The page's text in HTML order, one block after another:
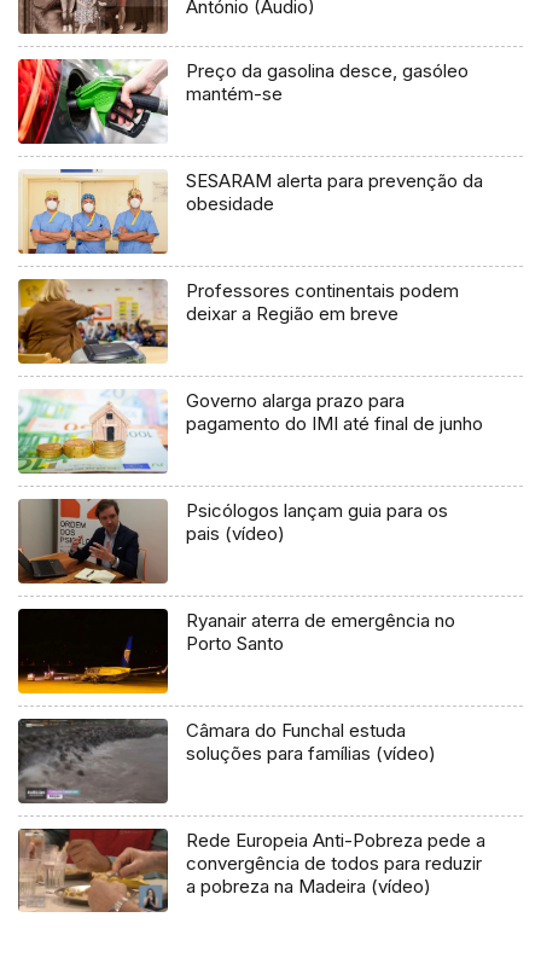
António (Áudio)
Preço da gasolina desce, gasóleo
mantém-se
SESARAM alerta para prevenção da
obesidade
Professores continentais podem
deixar a Região em breve
Governo alarga prazo para
pagamento do IMI até final de junho
Psicólogos lançam guia para os
pais (vídeo)
Ryanair aterra de emergência no
Porto Santo
Câmara do Funchal estuda
soluções para famílias (vídeo)
Rede Europeia Anti-Pobreza pede a
convergência de todos para reduzir
a pobreza na Madeira (vídeo)